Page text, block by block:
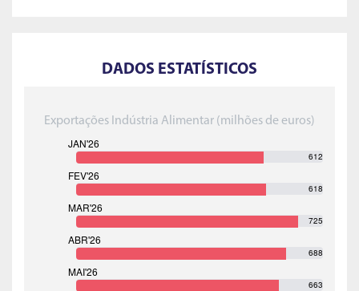
DADOS ESTATÍSTICOS
Exportações Indústria Alimentar (milhões de euros)
612
618
725
688
663